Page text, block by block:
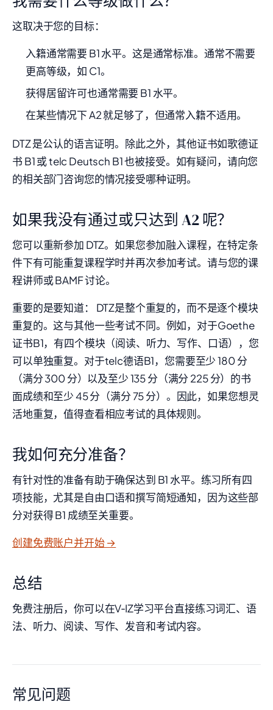
这取决于您的目标：
入籍通常需要 B1 水平。这是通常标准。通常不需要
更高等级，如 C1。
获得居留许可也通常需要 B1 水平。
在某些情况下 A2 就足够了，但通常入籍不适用。
DTZ 是公认的语言证明。除此之外，其他证书如歌德证
书 B1 或 telc Deutsch B1 也被接受。如有疑问，请向您
的相关部门咨询您的情况接受哪种证明。
如果我没有通过或只达到 A2 呢？
您可以重新参加 DTZ。如果您参加融入课程，在特定条
件下有可能重复课程学时并再次参加考试。请与您的课
程讲师或 BAMF 讨论。
重要的是要知道： DTZ是整个重复的，而不是逐个模块
重复的。这与其他一些考试不同。例如，对于Goethe
证书B1，有四个模块（阅读、听力、写作、口语），您
可以单独重复。对于telc德语B1，您需要至少 180 分
（满分 300 分）以及至少 135 分（满分 225 分）的书
面成绩和至少 45 分（满分 75 分）。因此，如果您想灵
活地重复，值得查看相应考试的具体规则。
我如何充分准备？
有针对性的准备有助于确保达到 B1 水平。练习所有四
项技能，尤其是自由口语和撰写简短通知，因为这些部
分对获得 B1 成绩至关重要。
创建免费账户并开始 →
总结
免费注册后，你可以在V‑IZ学习平台直接练习词汇、语
法、听力、阅读、写作、发音和考试内容。
常见问题